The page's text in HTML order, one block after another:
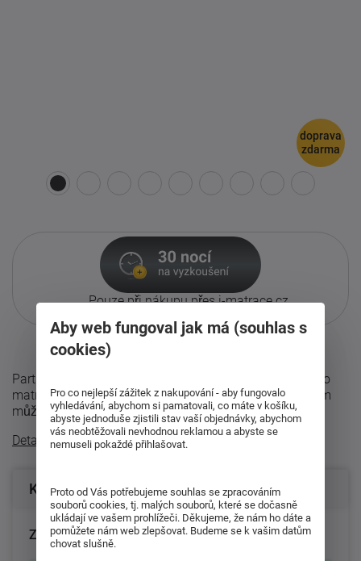
doprava
zdarma
Pouze při nákupu přes i-matrace.cz
Partnerská sendvičová matrace Lima, dvojí tuhosti. Tato
matrace má z každé strany jinou tuhost. Jejím otočením
můžete měnit tužší a měkčí ...
Detailní popis
Konfigurace produktu
Zvolte rozměr matrace (cm):
Aby web fungoval jak má (souhlas s
cookies)
Pro co nejlepší zážitek z nakupování - aby fungovalo
vyhledávání, abychom si pamatovali, co máte v košíku,
abyste jednoduše zjistili stav vaší objednávky, abychom
vás neobtěžovali nevhodnou reklamou a abyste se
nemuseli pokaždé přihlašovat.
Proto od Vás potřebujeme souhlas se zpracováním
souborů cookies, tj. malých souborů, které se dočasně
ukládají ve vašem prohlížeči. Děkujeme, že nám ho dáte a
pomůžete nám web zlepšovat. Budeme se k vašim datům
chovat slušně.